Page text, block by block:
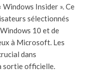
Insider ». Ce
sélectionnés
10 et de
à Microsoft. Les
dans
sortie officielle.